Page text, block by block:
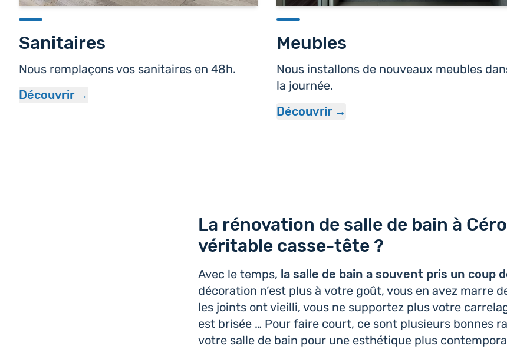
Sanitaires
Nous remplaçons vos sanitaires en 48h.
Découvrir
Meubles
Nous installons de nouveaux meubles
la journée.
Découvrir
La rénovation de salle de bain à
véritable casse-tête ?
Avec le temps, la salle de bain a souvent pris un coup
déco­ra­tion n’est plus à votre goût, vous en avez marre
les joints ont vieilli, vous ne sup­por­tez plus votre
est brisée … Pour faire court, ce sont plu­sieurs bonnes
votre salle de bain pour une esthé­tique plus